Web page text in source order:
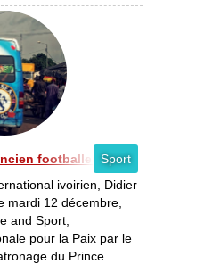
Sport
footballeur ivoirien, Didier
ivoirien, Didier
mardi 12 décembre,
and Sport,
pour la Paix par le
du Prince